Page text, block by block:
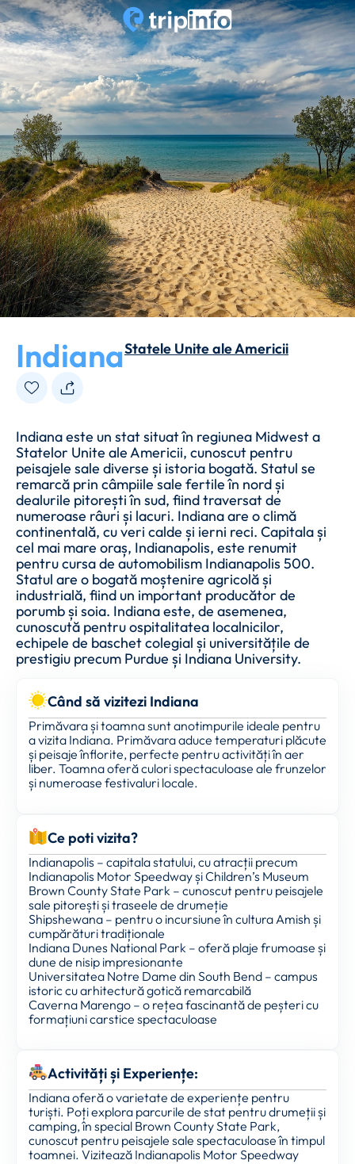
IndianaStatele Unite ale Americii
Indiana este un stat situat în regiunea Midwest a
Statelor Unite ale Americii, cunoscut pentru
peisajele sale diverse și istoria bogată. Statul se
remarcă prin câmpiile sale fertile în nord și
dealurile pitorești în sud, fiind traversat de
numeroase râuri și lacuri. Indiana are o climă
continentală, cu veri calde și ierni reci. Capitala și
cel mai mare oraș, Indianapolis, este renumit
pentru cursa de automobilism Indianapolis 500.
Statul are o bogată moștenire agricolă și
industrială, fiind un important producător de
porumb și soia. Indiana este, de asemenea,
cunoscută pentru ospitalitatea localnicilor,
echipele de baschet colegial și universitățile de
prestigiu precum Purdue și Indiana University.
Când să vizitezi Indiana
Primăvara și toamna sunt anotimpurile ideale pentru
a vizita Indiana. Primăvara aduce temperaturi plăcute
și peisaje înflorite, perfecte pentru activități în aer
liber. Toamna oferă culori spectaculoase ale frunzelor
și numeroase festivaluri locale.
Ce poti vizita?
Indianapolis – capitala statului, cu atracții precum
Indianapolis Motor Speedway și Children’s Museum
Brown County State Park – cunoscut pentru peisajele
sale pitorești și traseele de drumeție
Shipshewana – pentru o incursiune în cultura Amish și
cumpărături tradiționale
Indiana Dunes National Park – oferă plaje frumoase și
dune de nisip impresionante
Universitatea Notre Dame din South Bend – campus
istoric cu arhitectură gotică remarcabilă
Caverna Marengo – o rețea fascinantă de peșteri cu
formațiuni carstice spectaculoase
Activități și Experiențe:
Indiana oferă o varietate de experiențe pentru
turiști. Poți explora parcurile de stat pentru drumeții și
camping, în special Brown County State Park,
cunoscut pentru peisajele sale spectaculoase în timpul
toamnei. Vizitează Indianapolis Motor Speedway